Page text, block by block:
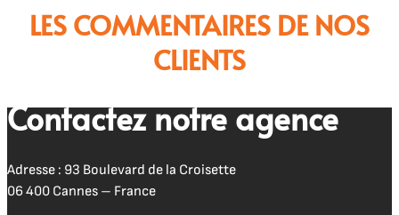
LES COMMENTAIRES DE NOS
CLIENTS
Contactez notre agence
Adresse : 93 Boulevard de la Croisette
06 400 Cannes – France